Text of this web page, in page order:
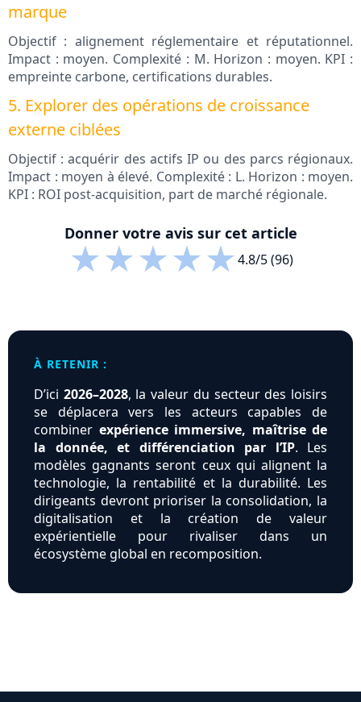
marque
Objectif : alignement réglementaire et réputationnel.
Impact : moyen. Complexité : M. Horizon : moyen. KPI :
empreinte carbone, certifications durables.
5. Explorer des opérations de croissance
externe ciblées
Objectif : acquérir des actifs IP ou des parcs régionaux.
Impact : moyen à élevé. Complexité : L. Horizon : moyen.
KPI : ROI post-acquisition, part de marché régionale.
Donner votre avis sur cet article
★★★★★4.8/5 (96)
À RETENIR :
D’ici 2026–2028, la valeur du secteur des loisirs
se déplacera vers les acteurs capables de
combiner expérience immersive, maîtrise de
la donnée, et différenciation par l’IP. Les
modèles gagnants seront ceux qui alignent la
technologie, la rentabilité et la durabilité. Les
dirigeants devront prioriser la consolidation, la
digitalisation et la création de valeur
expérientielle pour rivaliser dans un
écosystème global en recomposition.